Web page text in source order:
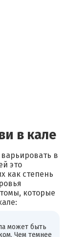
в кале
в
это
как степень
которые
может быть
Чем темнее